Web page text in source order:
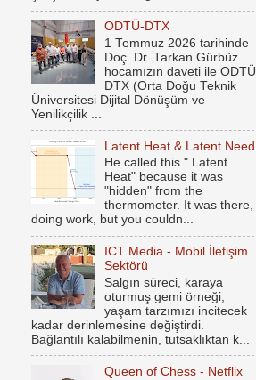
ODTÜ-DTX
1 Temmuz 2026 tarihinde
Doç. Dr. Tarkan Gürbüz
hocamızın daveti ile ODTÜ
DTX (Orta Doğu Teknik
Üniversitesi Dijital Dönüşüm ve
Yenilikçilik ...
Latent Heat & Latent Need
He called this " Latent
Heat" because it was
"hidden" from the
thermometer. It was there,
doing work, but you couldn...
ICT Media - Mobil İletişim
Sektörü
Salgın süreci, karaya
oturmuş gemi örneği,
yaşam tarzımızı incitecek
kadar derinlemesine değiştirdi.
Bağlantılı kalabilmenin, tutsaklıktan k...
Queen of Chess - Netflix